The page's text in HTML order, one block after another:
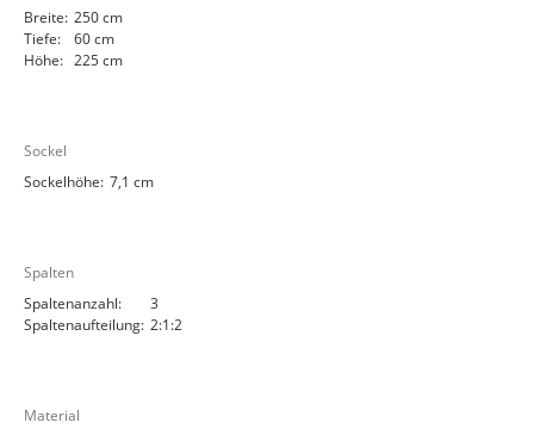
Breite: 250 cm
Tiefe:
60 cm
Höhe: 225 cm
Sockel
Sockelhöhe: 7,1 cm
Spalten
Spaltenanzahl:
3
Spaltenaufteilung: 2:1:2
Material